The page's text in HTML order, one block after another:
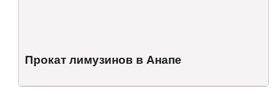
Прокат лимузинов в Анапе